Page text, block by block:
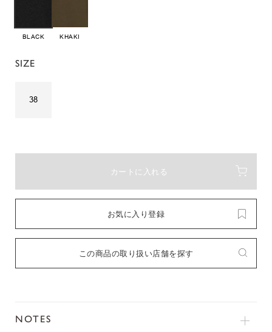
BLACK KHAKI
SIZE
38
カートに入れる
お気に入り登録
この商品の取り扱い店舗を探す
NOTES